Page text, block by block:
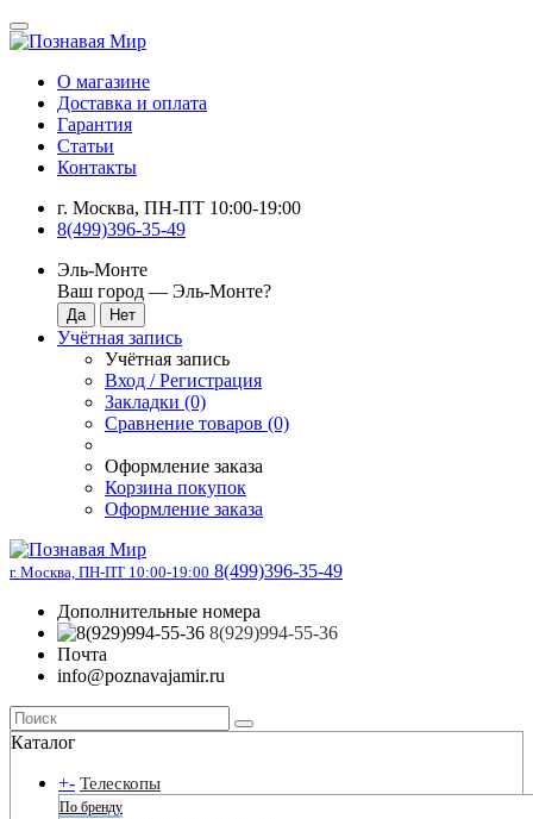
О магазине
Доставка и оплата
Гарантия
Статьи
Контакты
г. Москва, ПН-ПТ 10:00-19:00
8(499)396-35-49
Эль-Монте
Ваш город — Эль-Монте?
Учётная запись
Учётная запись
Вход / Регистрация
Закладки (0)
Сравнение товаров (0)
Оформление заказа
Корзина покупок
Оформление заказа
г. Москва, ПН-ПТ 10:00-19:00 8(499)396-35-49
Дополнительные номера
8(929)994-55-36
Почта
info@poznavajamir.ru
Каталог
+- Телескопы
По бренду